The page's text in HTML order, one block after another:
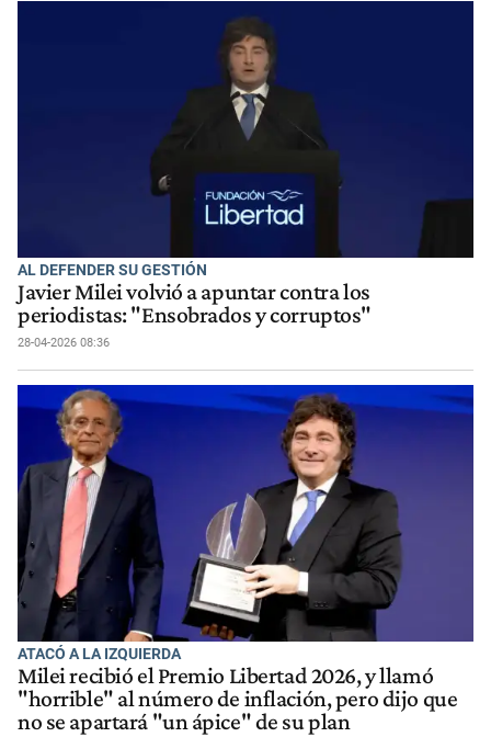
AL DEFENDER SU GESTIÓN
Javier Milei volvió a apuntar contra los
periodistas: "Ensobrados y corruptos"
28-04-2026 08:36
ATACÓ A LA IZQUIERDA
Milei recibió el Premio Libertad 2026, y llamó
"horrible" al número de inflación, pero dijo que
no se apartará "un ápice" de su plan